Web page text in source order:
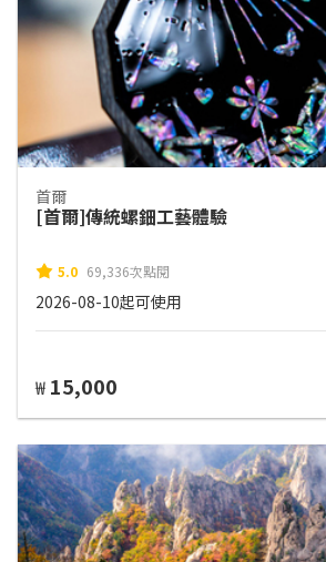
首爾
[首爾]傳統螺鈿工藝體驗
5.0 69,336次點閱
2026-08-10起可使用
₩ 15,000